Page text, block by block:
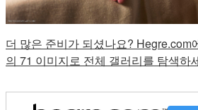
더 많은 준비가 되셨나요? Hegre.com
의 71 이미지로 전체 갤러리를 탐색하